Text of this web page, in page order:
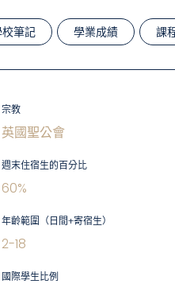
筆記 學業成績 課
宗教
英國聖公會
週末住宿生的百分比
60%
年齡範圍（日間+寄宿生）
2-18
國際學生比例